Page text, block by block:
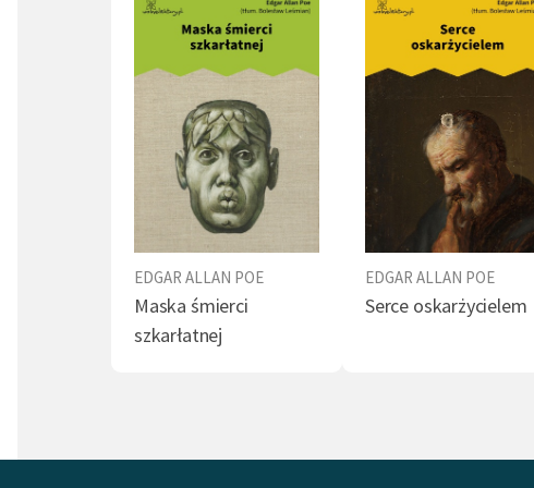
Uznawany
znaleziony w
nazwano
Mystery
(Zabójstwo
kilku
stanowi
Sherlock
Poireau
Był
EDGAR ALLAN POE
Maska śmierci
szkarłatnej
EDGAR ALLAN POE
Serce oskarżycielem